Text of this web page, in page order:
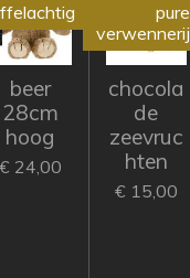
beer
28cm
hoog
€ 24,00
pure
verwennerij
chocola
de
zeevruc
hten
€ 15,00